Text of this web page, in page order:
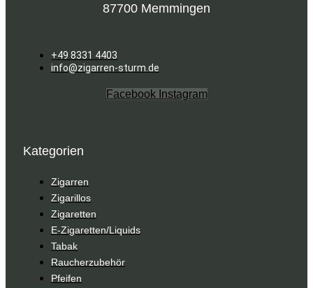
87700 Memmingen
+49 8331 4403
info@zigarren-sturm.de
Facebook Instagram
Kategorien
Zigarren
Zigarillos
Zigaretten
E-Zigaretten/Liquids
Tabak
Raucherzubehör
Pfeifen